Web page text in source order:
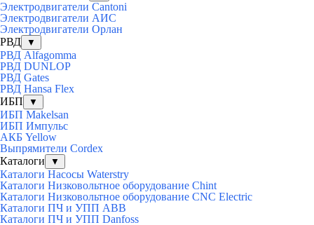
Электродвигатели Cantoni
Электродвигатели АИС
Электродвигатели Орлан
РВД
▼
РВД Alfagomma
РВД DUNLOP
РВД Gates
РВД Hansa Flex
ИБП
▼
ИБП Makelsan
ИБП Импульс
АКБ Yellow
Выпрямители Cordex
Каталоги
▼
Каталоги Насосы Waterstry
Каталоги Низковольтное оборудование Chint
Каталоги Низковольтное оборудование CNC Electric
Каталоги ПЧ и УПП ABB
Каталоги ПЧ и УПП Danfoss